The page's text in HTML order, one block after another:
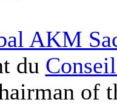
AKM
du
of